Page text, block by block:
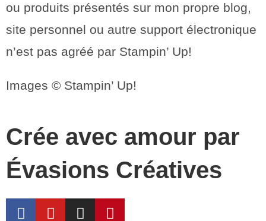
ou produits présentés sur mon propre blog,
site personnel ou autre support électronique
n’est pas agréé par Stampin’ Up!
Images © Stampin’ Up!
Crée avec amour par
Évasions Créatives